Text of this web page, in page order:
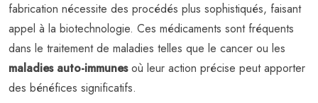
fabrication nécessite des procédés plus sophistiqués, faisant
appel à la biotechnologie. Ces médicaments sont fréquents
dans le traitement de maladies telles que le cancer ou les
maladies auto-immunesoù leur action précise peut apporter
des bénéfices significatifs.